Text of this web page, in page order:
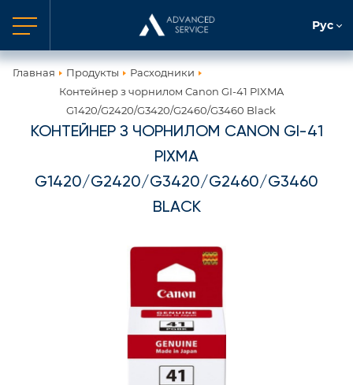
Рус
Главная Продукты
Расходники
Контейнер з чорнилом Canon GI-41 PIXMA
G1420/G2420/G3420/G2460/G3460 Black
КОНТЕЙНЕР З ЧОРНИЛОМ CANON GI-41
PIXMA
G1420/G2420/G3420/G2460/G3460
BLACK